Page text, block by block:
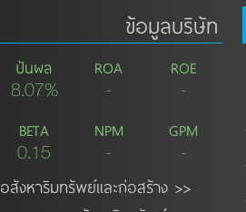
ข้อมูลบริษัท
ปันผล
8.07%
ROA
-
ROE
-
BETA
0.15
NPM
-
GPM
-
อสังหาริมทรัพย์และก่อสร้าง >>